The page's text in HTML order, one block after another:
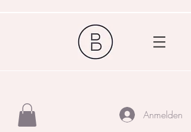
Anmelden